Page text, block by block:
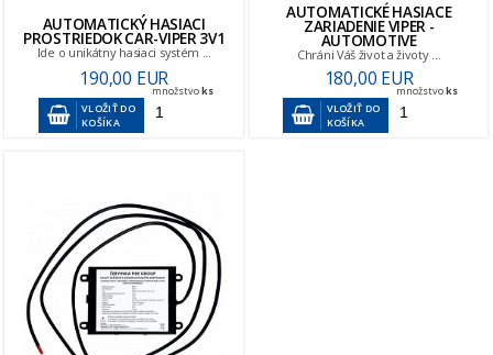
AUTOMATICKÝ HASIACI
PROSTRIEDOK CAR-VIPER 3V1
Ide o unikátny hasiaci systém ...
190,00 EUR
VLOŽIŤ DO
KOŠÍKA
množstvoks
AUTOMATICKÉ HASIACE
ZARIADENIE VIPER -
AUTOMOTIVE
Chráni Váš život a životy ...
180,00 EUR
VLOŽIŤ DO
KOŠÍKA
množstvoks